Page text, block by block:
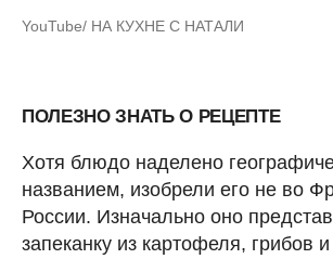
YouTube/ НА КУХНЕ С НАТАЛИ
ПОЛЕЗНО ЗНАТЬ О РЕЦЕПТЕ
Хотя блюдо наделено
названием, изобрели его не во
России. Изначально оно
запеканку из картофеля, грибов